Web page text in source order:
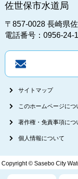
佐世保市水道局
〒857-0028 長崎県
電話番号：0956-24-
サイトマップ
このホームページにつ
著作権・免責事項につ
個人情報について
Copyright © Sasebo City